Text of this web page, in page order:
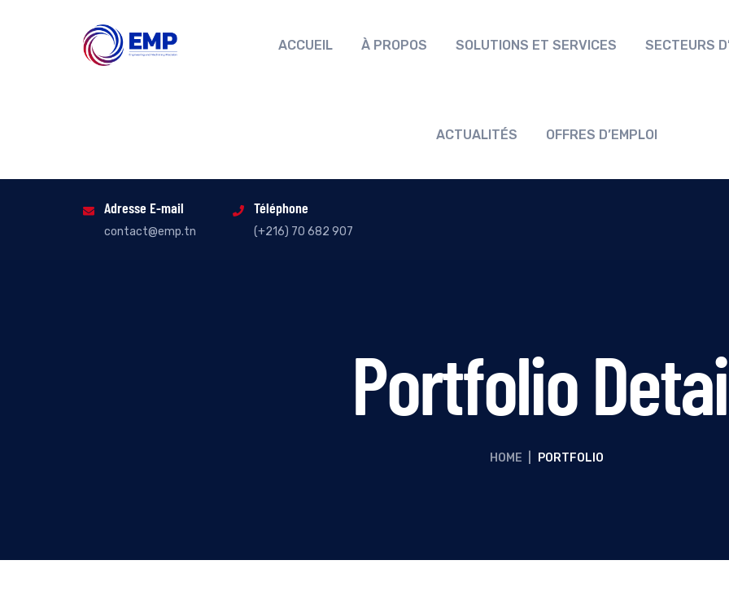
ACCUEIL À PROPOS SOLUTIONS ET SERVICES SECTEURS
ACTUALITÉS OFFRES D’EMPLOI
Adresse E-mail
contact@emp.tn
Téléphone
(+216) 70 682 907
Portfolio
HOME PORTFOLIO